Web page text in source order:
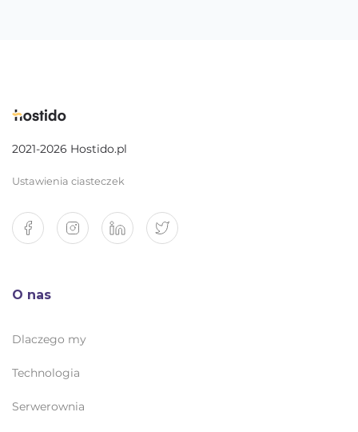
2021-2026 Hostido.pl
Ustawienia ciasteczek
O nas
Dlaczego my
Technologia
Serwerownia